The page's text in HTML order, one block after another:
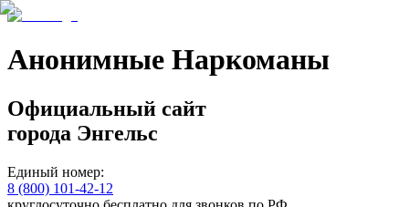
Анонимные Наркоманы
Официальный сайт
города Энгельс
Единый номер:
8 (800) 101-42-12